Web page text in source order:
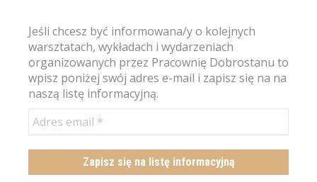
Jeśli chcesz być informowana/y o kolejnych
warsztatach, wykładach i wydarzeniach
organizowanych przez Pracownię Dobrostanu to
wpisz poniżej swój adres e-mail i zapisz się na na
naszą listę informacyjną.